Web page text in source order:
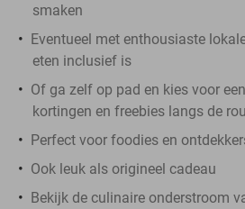
smaken
Eventueel met enthousiaste
eten inclusief is
Of ga zelf op pad en kies voor
kortingen en freebies langs de
Perfect voor foodies en
Ook leuk als origineel cadeau
Bekijk de culinaire onderstroom